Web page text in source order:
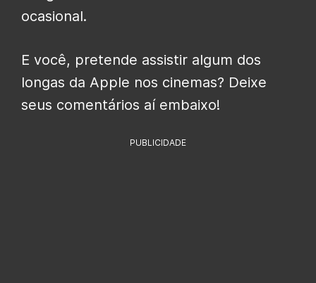
ocasional.
E você, pretende assistir algum dos
longas da Apple nos cinemas? Deixe
seus comentários aí embaixo!
PUBLICIDADE